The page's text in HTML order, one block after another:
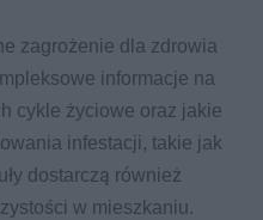
zagrożenie dla zdrowia
informacje na
cykle życiowe oraz jakie
infestacji, takie jak
dostarczą również
w mieszkaniu.